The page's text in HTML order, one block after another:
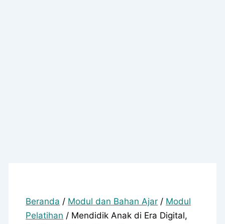
Beranda / Modul dan Bahan Ajar / Modul
Pelatihan / Mendidik Anak di Era Digital,